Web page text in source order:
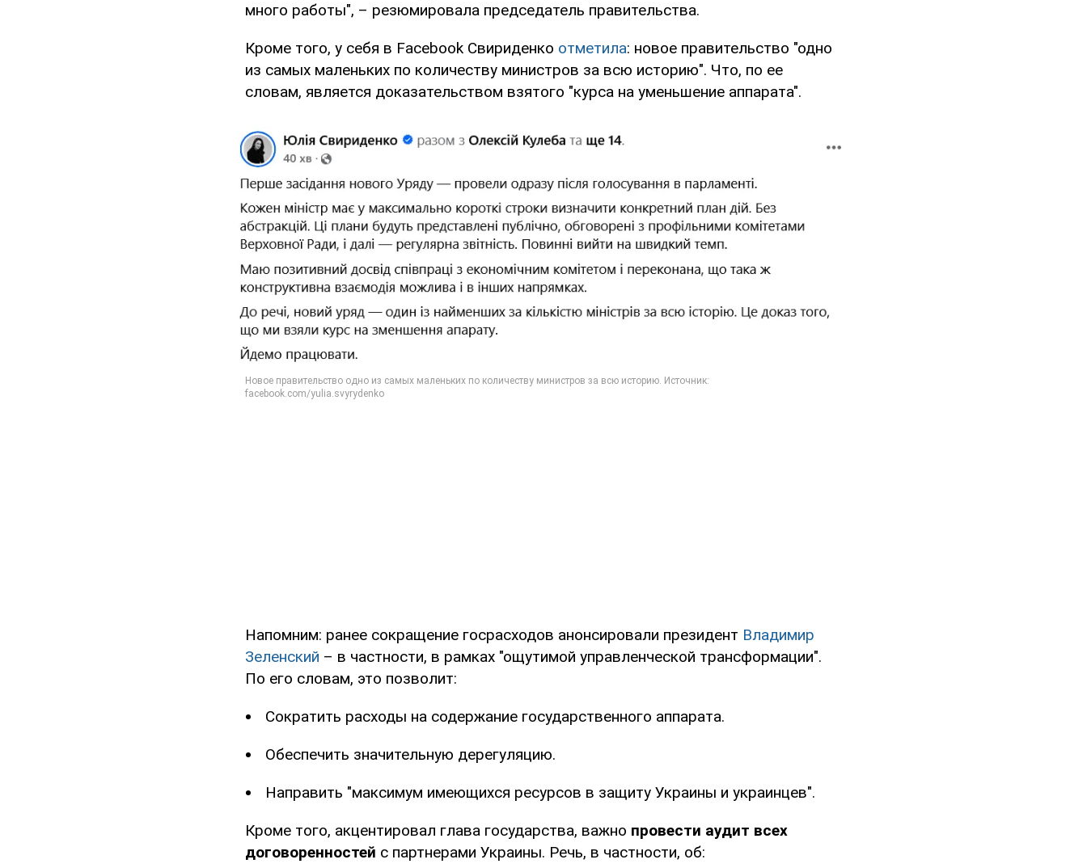
много работы", – резюмировала председатель правительства.
Кроме того, у себя в Facebook Свириденко отметила: новое правительство "одно
из самых маленьких по количеству министров за всю историю". Что, по ее
словам, является доказательством взятого "курса на уменьшение аппарата".
Напомним: ранее сокращение госрасходов анонсировали президент Владимир
Зеленский – в частности, в рамках "ощутимой управленческой трансформации".
По его словам, это позволит:
Сократить расходы на содержание государственного аппарата.
Обеспечить значительную дерегуляцию.
Направить "максимум имеющихся ресурсов в защиту Украины и украинцев".
Кроме того, акцентировал глава государства, важно провести аудит всех
договоренностей с партнерами Украины. Речь, в частности, об: